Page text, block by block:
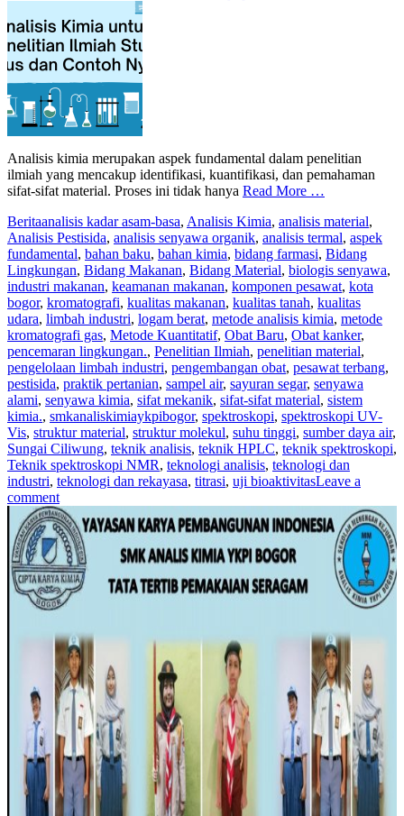
Analisis kimia merupakan aspek fundamental dalam penelitian
ilmiah yang mencakup identifikasi, kuantifikasi, dan pemahaman
sifat-sifat material. Proses ini tidak hanya Read More …
Beritaanalisis kadar asam-basa, Analisis Kimia, analisis material,
Analisis Pestisida, analisis senyawa organik, analisis termal, aspek
fundamental, bahan baku, bahan kimia, bidang farmasi, Bidang
Lingkungan, Bidang Makanan, Bidang Material, biologis senyawa,
industri makanan, keamanan makanan, komponen pesawat, kota
bogor, kromatografi, kualitas makanan, kualitas tanah, kualitas
udara, limbah industri, logam berat, metode analisis kimia, metode
kromatografi gas, Metode Kuantitatif, Obat Baru, Obat kanker,
pencemaran lingkungan., Penelitian Ilmiah, penelitian material,
pengelolaan limbah industri, pengembangan obat, pesawat terbang,
pestisida, praktik pertanian, sampel air, sayuran segar, senyawa
alami, senyawa kimia, sifat mekanik, sifat-sifat material, sistem
kimia., smkanaliskimiaykpibogor, spektroskopi, spektroskopi UV-
Vis, struktur material, struktur molekul, suhu tinggi, sumber daya air,
Sungai Ciliwung, teknik analisis, teknik HPLC, teknik spektroskopi,
Teknik spektroskopi NMR, teknologi analisis, teknologi dan
industri, teknologi dan rekayasa, titrasi, uji bioaktivitasLeave a
comment